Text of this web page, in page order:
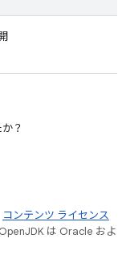
？
コンテンツ ライセンス
は Oracle およ